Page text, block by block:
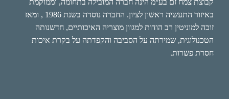
קבוצת צמח זם בע״מ הינה חברה המובילה בתחומה, וממוקמת
באיזור התעשיה ראשון לציון. החברה נוסדה בשנת 1986 , ומאז
זוכה למוניטין רב הודות למגוון מוצריה האיכותיים, חדשנותה
הטכנולוגית, שמירתה על הסביבה והקפדתה על בקרת איכות
חסרת פשרות.